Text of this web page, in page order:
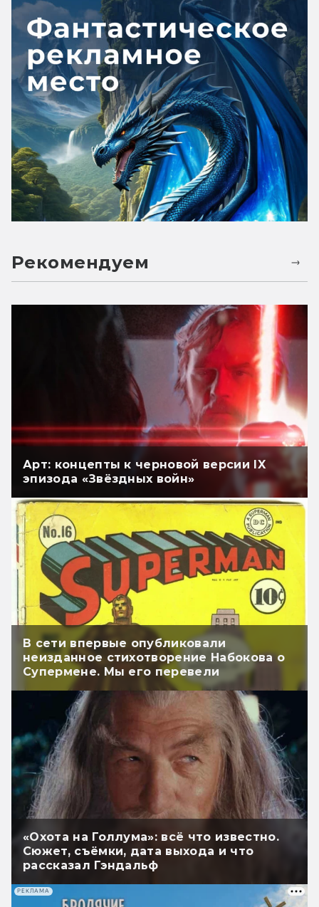
Рекомендуем
Арт: концепты к черновой версии IX
эпизода «Звёздных войн»
В сети впервые опубликовали
неизданное стихотворение Набокова о
Супермене. Мы его перевели
«Охота на Голлума»: всё что известно.
Сюжет, съёмки, дата выхода и что
рассказал Гэндальф
РЕКЛАМА